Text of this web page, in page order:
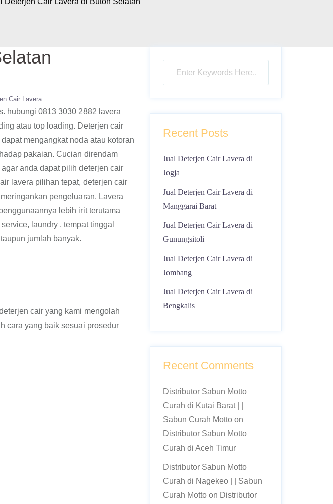
Cair Lavera
hubungi 0813 3030 2882 lavera
atau top loading. Deterjen cair
mengangkat noda atau kotoran
pakaian. Cucian direndam
anda dapat pilih deterjen cair
lavera pilihan tepat, deterjen cair
pengeluaran. Lavera
lebih irit terutama
laundry , tempat tinggal
jumlah banyak.
cair yang kami mengolah
cara yang baik sesuai prosedur
Recent Posts
Jual Deterjen Cair Lavera di
Jogja
Jual Deterjen Cair Lavera di
Manggarai Barat
Jual Deterjen Cair Lavera di
Gunungsitoli
Jual Deterjen Cair Lavera di
Jombang
Jual Deterjen Cair Lavera di
Bengkalis
Recent Comments
Distributor Sabun Motto
Curah di Kutai Barat | |
Sabun Curah Mottoon
Distributor Sabun Motto
Curah di Aceh Timur
Distributor Sabun Motto
Curah di Nagekeo | | Sabun
Curah Mottoon Distributor